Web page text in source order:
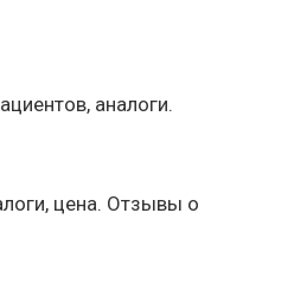
аналоги.
цена. Отзывы о